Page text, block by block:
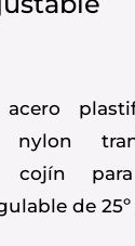
cojín
de 25º